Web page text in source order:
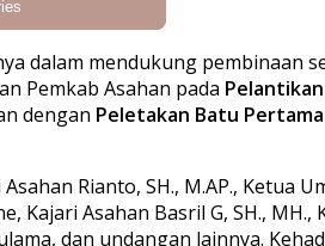
dalam mendukung pembinaan
Pemkab Asahan pada
dengan Peletakan Batu
Rianto, SH., M.AP., Ketua
Asahan Basril G, SH., MH.,
dan undangan lainnya.